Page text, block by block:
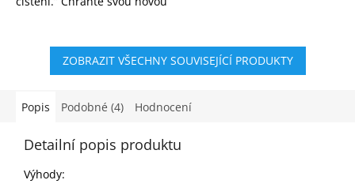
Profesionální separační...
ZOBRAZIT VŠECHNY SOUVISEJÍCÍ PRODUKTY
Popis Podobné (4) Hodnocení
Detailní popis produktu
Výhody: